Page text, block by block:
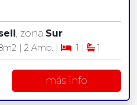
, zona Sur
m2| 2 Amb. | 1 | 1
más info